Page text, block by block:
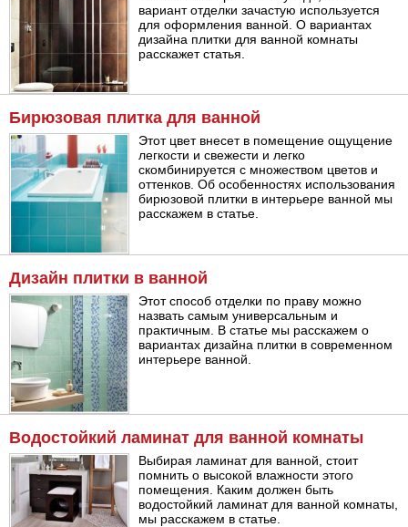
вариант отделки зачастую используется
для оформления ванной. О вариантах
дизайна плитки для ванной комнаты
расскажет статья.
Бирюзовая плитка для ванной
Этот цвет внесет в помещение ощущение
легкости и свежести и легко
скомбинируется с множеством цветов и
оттенков. Об особенностях использования
бирюзовой плитки в интерьере ванной мы
расскажем в статье.
Дизайн плитки в ванной
Этот способ отделки по праву можно
назвать самым универсальным и
практичным. В статье мы расскажем о
вариантах дизайна плитки в современном
интерьере ванной.
Водостойкий ламинат для ванной комнаты
Выбирая ламинат для ванной, стоит
помнить о высокой влажности этого
помещения. Каким должен быть
водостойкий ламинат для ванной комнаты,
мы расскажем в статье.